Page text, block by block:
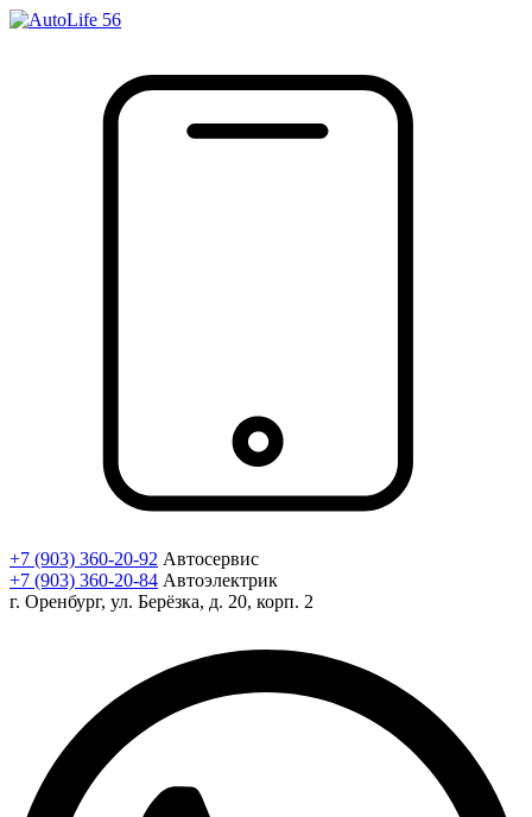
+7 (903) 360-20-92 Автосервис
+7 (903) 360-20-84 Автоэлектрик
г. Оренбург, ул. Берёзка, д. 20, корп. 2